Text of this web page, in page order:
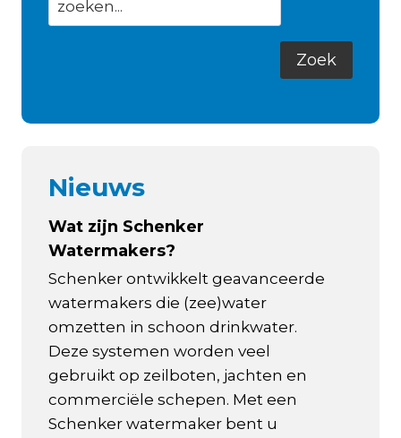
Nieuws
Wat zijn Schenker
Watermakers?
Schenker ontwikkelt geavanceerde
watermakers die (zee)water
omzetten in schoon drinkwater.
Deze systemen worden veel
gebruikt op zeilboten, jachten en
commerciële schepen. Met een
Schenker watermaker bent u